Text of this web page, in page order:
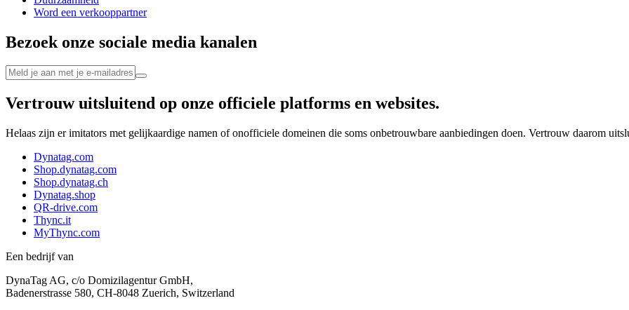
Word een verkooppartner
Bezoek onze sociale media kanalen
Vertrouw uitsluitend op onze officiele platforms en websites.
Helaas zijn er imitators met gelijkaardige namen of onofficiele domeinen die soms onbetrouwbare aanbiedingen doen. Vertrouw daarom
Dynatag.com
Shop.dynatag.com
Shop.dynatag.ch
Dynatag.shop
QR-drive.com
Thync.it
MyThync.com
Een bedrijf van
DynaTag AG, c/o Domizilagentur GmbH,
Badenerstrasse 580, CH-8048 Zuerich, Switzerland